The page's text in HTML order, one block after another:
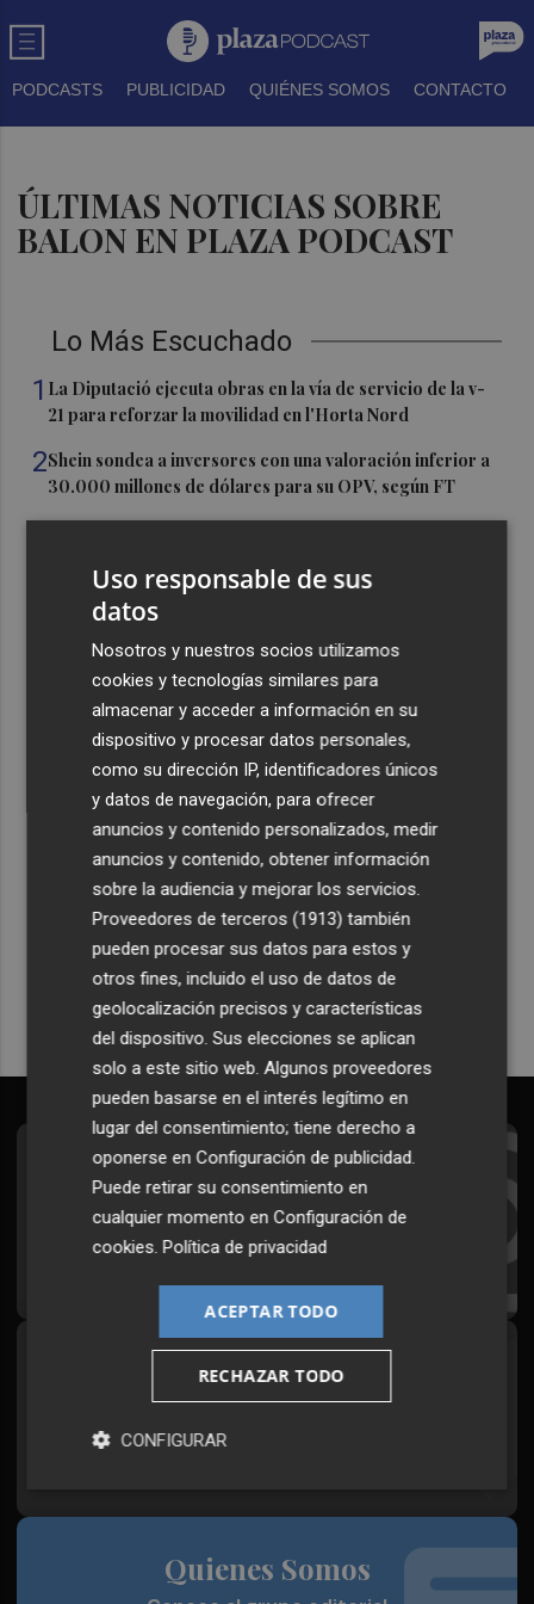
PODCASTS PUBLICIDAD QUIÉNES SOMOS CONTACTO
ÚLTIMAS NOTICIAS SOBRE
BALON EN PLAZA PODCAST
Lo Más Escuchado
1 La Diputació ejecuta obras en la vía de servicio de la v-
21 para reforzar la movilidad en l'Horta Nord
2Shein sondea a inversores con una valoración inferior a
30.000 millones de dólares para su OPV, según FT
La Femp se coordina con los gobiernos locales para el
El incendio del Cerro Maestre de Jumilla activa el Plan
Infomur en situación 1
Recibe toda la actualidad de
Plaza Podcast en tu correo
Quiero suscribirme
Suscríbete al Boletín
Todos los días a primera hora en tu email
Síguenos en redes
Plaza Podcast, desde cualquier medio
Quienes Somos
Uso responsable de sus
datos
Nosotros y nuestros socios utilizamos
cookies y tecnologías similares para
almacenar y acceder a información en su
dispositivo y procesar datos personales,
como su dirección IP, identificadores únicos
y datos de navegación, para ofrecer
anuncios y contenido personalizados, medir
anuncios y contenido, obtener información
sobre la audiencia y mejorar los servicios.
Proveedores de terceros (1913) también
pueden procesar sus datos para estos y
otros fines, incluido el uso de datos de
geolocalización precisos y características
del dispositivo. Sus elecciones se aplican
solo a este sitio web. Algunos proveedores
pueden basarse en el interés legítimo en
lugar del consentimiento; tiene derecho a
oponerse enConfiguración de publicidad
Puede retirar su consentimiento en
cualquier momento enConfiguración de
cookies .Política de privacidad
ACEPTAR TODO
RECHAZAR TODO
CONFIGURAR